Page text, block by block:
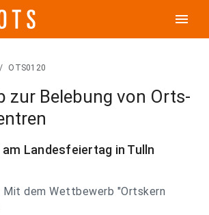
menu
/ OTS0120
zur Belebung von Orts-
Landesfeiertag in Tulln
dem Wettbewerb "Ortskern